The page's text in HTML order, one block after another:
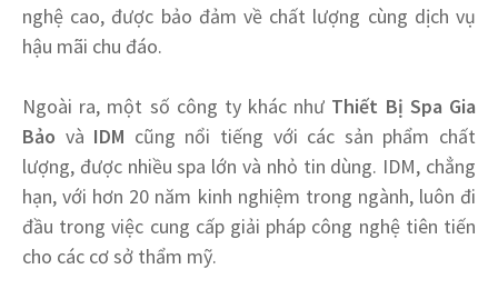
nghệ cao, được bảo đảm về chất lượng cùng dịch vụ
hậu mãi chu đáo.
Ngoài ra, một số công ty khác như Thiết Bị Spa Gia
Bảo và IDM cũng nổi tiếng với các sản phẩm chất
lượng, được nhiều spa lớn và nhỏ tin dùng. IDM, chẳng
hạn, với hơn 20 năm kinh nghiệm trong ngành, luôn đi
đầu trong việc cung cấp giải pháp công nghệ tiên tiến
cho các cơ sở thẩm mỹ.